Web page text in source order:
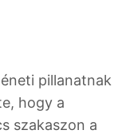
pillanatnak
hogy a
szakaszon a